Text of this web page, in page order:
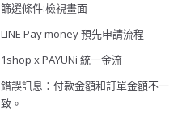
篩選條件:檢視畫面
LINE Pay money 預先申請流程
1shop x PAYUNi 統一金流
錯誤訊息：付款金額和訂單金額不一
致。